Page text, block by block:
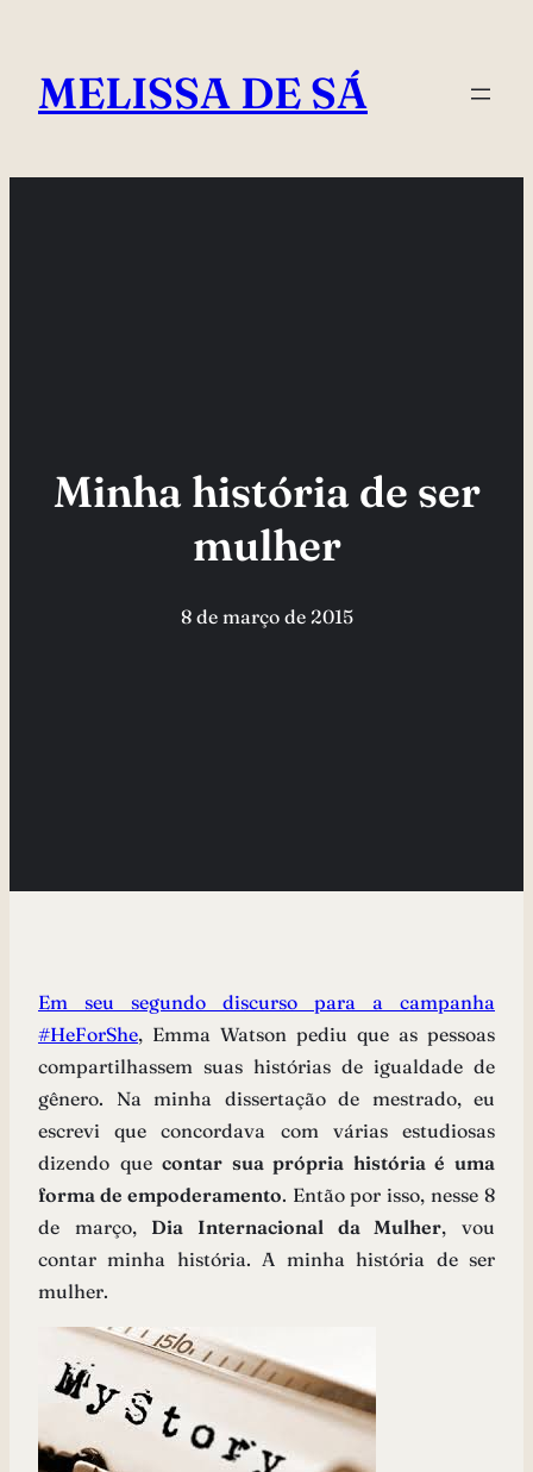
conteúdo
MELISSA DE SÁ
Minha história de ser
mulher
8 de março de 2015
Em seu segundo discurso para a campanha
#HeForShe, Emma Watson pediu que as pessoas
compartilhassem suas histórias de igualdade de
gênero. Na minha dissertação de mestrado, eu
escrevi que concordava com várias estudiosas
dizendo quecontar sua própria história é uma
forma de empoderamento. Então por isso, nesse 8
de março, Dia Internacional da Mulher, vou
contar minha história. A minha história de ser
mulher.